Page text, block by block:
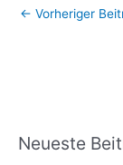
← Vorheriger
Neueste